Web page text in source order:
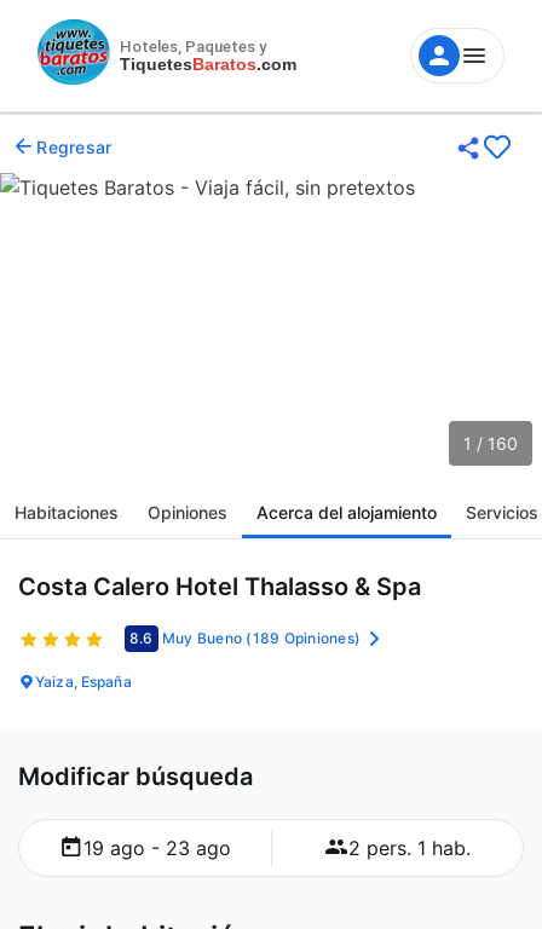
Hoteles, Paquetes y
TiquetesBaratos.com
Regresar
1 / 160
Habitaciones Opiniones Acerca del alojamiento Servicios
Costa Calero Hotel Thalasso & Spa
8.6 Muy Bueno (189 Opiniones)
Yaiza, España
Modificar búsqueda
19 ago - 23 ago 2 pers. 1 hab.